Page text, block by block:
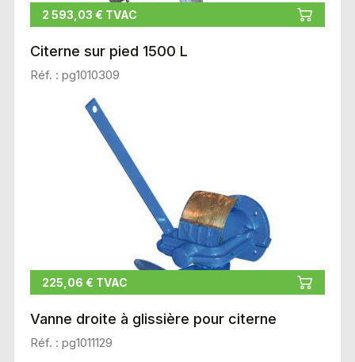
2 593,03 € TVAC
Citerne sur pied 1500 L
Réf. : pg1010309
225,06 € TVAC
Vanne droite à glissière pour citerne
Réf. : pg1011129